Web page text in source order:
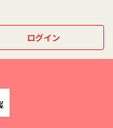
ログイン